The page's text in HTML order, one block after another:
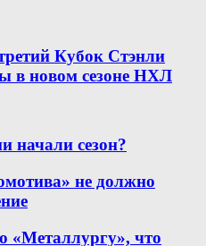
Кубок Стэнли
в новом сезоне НХЛ
начали сезон?
не должно
«Металлургу», что